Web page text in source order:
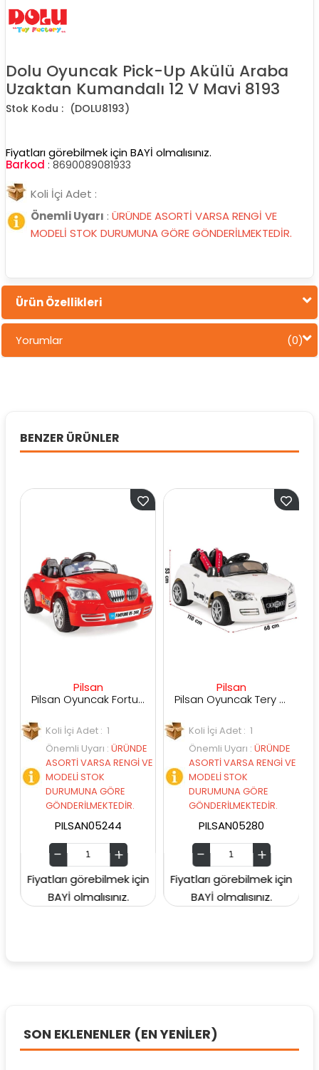
Dolu Oyuncak Pick-Up Akülü Araba
Uzaktan Kumandalı 12 V Mavi 8193
(DOLU8193)
Fiyatları görebilmek için BAYİ olmalısınız.
Barkod : 8690089081933
Koli İçi Adet :
Önemli Uyarı : ÜRÜNDE ASORTİ VARSA RENGİ VE
MODELİ STOK DURUMUNA GÖRE GÖNDERİLMEKTEDİR.
Ürün Özellikleri
Yorumlar (0)
BENZER ÜRÜNLER
Pilsan
Pilsan Oyuncak Fortune Uzaktan Kumandalı Araba
Koli İçi Adet : 1
Önemli Uyarı:ÜRÜNDE
ASORTİ VARSA RENGİ VE
MODELİ STOK
DURUMUNA GÖRE
GÖNDERİLMEKTEDİR.
PILSAN05244
Fiyatları görebilmek için
BAYİ olmalısınız.
Pilsan
Pilsan Oyuncak Tery Bery Uzaktan Kumandalı Akülü Araba
Koli İçi Adet : 1
Önemli Uyarı:ÜRÜNDE
ASORTİ VARSA RENGİ VE
MODELİ STOK
DURUMUNA GÖRE
GÖNDERİLMEKTEDİR.
PILSAN05280
Fiyatları görebilmek için
BAYİ olmalısınız.
SON EKLENENLER (EN YENİLER)